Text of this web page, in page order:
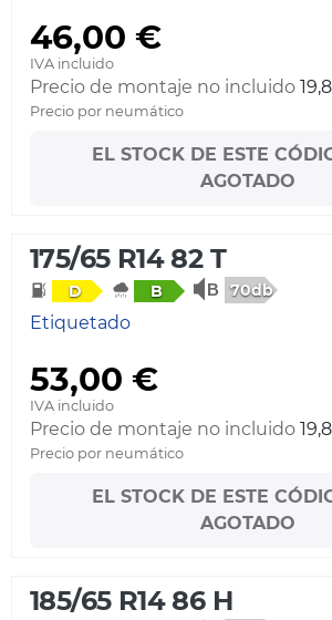
46,00 €
IVA incluido
Precio de montaje no incluido
Precio por neumático
EL STOCK DE ESTE
AGOTADO
175/65 R14 82 T
D B 70db
Etiquetado
53,00 €
IVA incluido
Precio de montaje no incluido
Precio por neumático
EL STOCK DE ESTE
AGOTADO
185/65 R14 86 H